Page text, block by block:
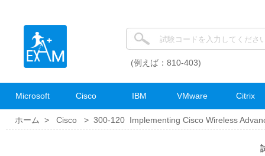
(例えば：810-403)
Microsoft Cisco IBM VMware Citrix
ホーム > Cisco > 300-120 Implementing Cisco Wireless